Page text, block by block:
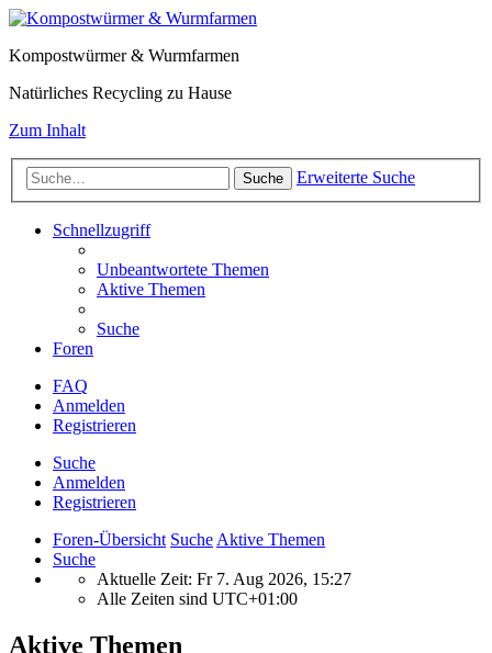
Kompostwürmer & Wurmfarmen
Natürliches Recycling zu Hause
Zum Inhalt
Suche Erweiterte Suche
Schnellzugriff
Unbeantwortete Themen
Aktive Themen
Suche
Foren
FAQ
Anmelden
Registrieren
Suche
Anmelden
Registrieren
Foren-Übersicht Suche Aktive Themen
Suche
Aktuelle Zeit: Fr 7. Aug 2026, 15:27
Alle Zeiten sind UTC+01:00
Aktive Themen